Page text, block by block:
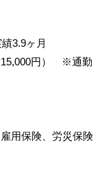
3.9ヶ月
15,000円） ※通勤
用保険、労災保険